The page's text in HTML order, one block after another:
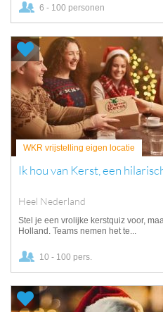
6 - 100 personen
WKR vrijstelling eigen locatie
Ik hou van Kerst, een
Heel Nederland
Stel je een vrolijke kerstquiz voor,
Holland. Teams nemen het te...
10 - 100 pers.